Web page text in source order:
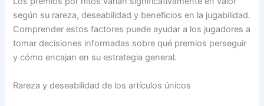
según su rareza, deseabilidad y beneficios en la jugabilidad.
Comprender estos factores puede ayudar a los jugadores a
tomar decisiones informadas sobre qué premios perseguir
y cómo encajan en su estrategia general.
Rareza y deseabilidad de los artículos únicos